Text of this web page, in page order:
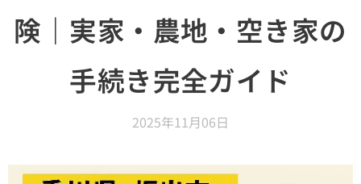
険｜実家・農地・空き家の
手続き完全ガイド
2025年11月06日